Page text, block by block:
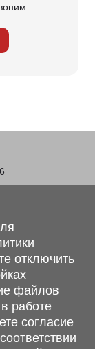
20А,
на сайте
и
характер и
отключить
файлов
работе
согласие